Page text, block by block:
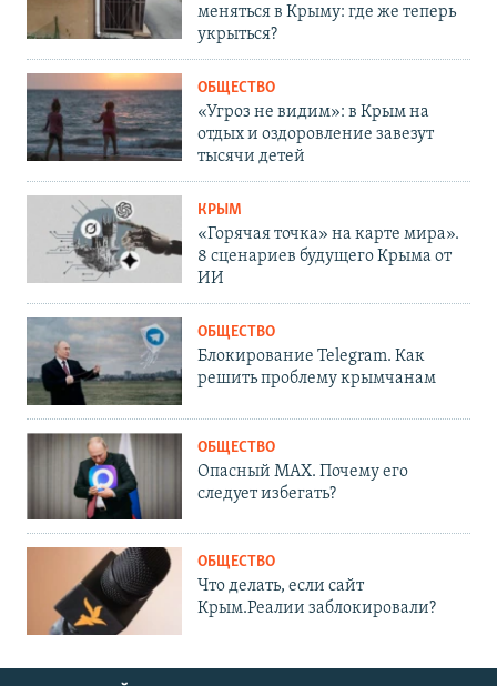
меняться в Крыму: где же теперь
укрыться?
ОБЩЕСТВО
«Угроз не видим»: в Крым на
отдых и оздоровление завезут
тысячи детей
КРЫМ
«Горячая точка» на карте мира».
8 сценариев будущего Крыма от
ИИ
ОБЩЕСТВО
Блокирование Telegram. Как
решить проблему крымчанам
ОБЩЕСТВО
Опасный MAX. Почему его
следует избегать?
ОБЩЕСТВО
Что делать, если сайт
Крым.Реалии заблокировали?